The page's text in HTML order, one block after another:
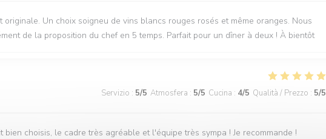
Un choix soigneu de vins blancs rouges rosés et même oranges. Nous
de la proposition du chef en 5 temps. Parfait pour un dîner à deux ! À bientôt
Servizio : 5/5 Atmosfera : 5/5 Cucina : 4/5 Qualità / Prezzo : 5/5
choisis, le cadre très agréable et l'équipe très sympa ! Je recommande !